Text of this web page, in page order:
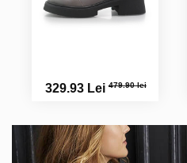
329.93 Lei479.90 lei